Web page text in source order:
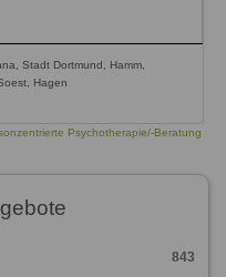
Stadt Dortmund, Hamm,
Hagen
Psychotherapie/-Beratung
843